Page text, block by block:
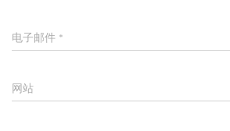
电子邮件 *
网站